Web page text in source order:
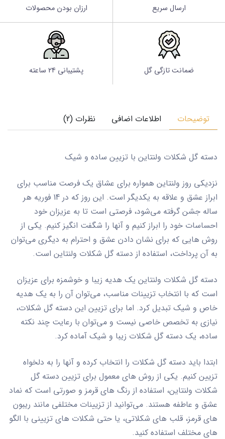
ارسال سریع ارزان بودن محصولات
ضمانت تازگی گل پشتیبانی 24 ساعته
توضیحات اطلاعات اضافی نظرات (2)
دسته گل شکلات ولنتاین با تزیین ساده و شیک
نزدیکی روز ولنتاین همواره برای عشاق یک فرصت مناسب برای
ابراز عشق و علاقه به یکدیگر است. این روز که در 14 فوریه هر
ساله جشن گرفته می‌شود، فرصتی است تا به عزیزان خود
احساسات خود را ابراز کنیم و آنها را شگفت انگیز کنیم. یکی از
روش هایی که برای نشان دادن عشق و احترام به دیگری می‌توان
به آن پرداخت، استفاده از دسته گل شکلات ولنتاین است.
دسته گل شکلات ولنتاین یک هدیه زیبا و خوشمزه برای عزیزان
است که با انتخاب تزیینات مناسب، می‌توان آن را به یک هدیه
خاص و شیک تبدیل کرد. اما برای تزیین این دسته گل شکلات،
نیازی به تخصص خاصی نیست و می‌توان با رعایت چند نکته
ساده، یک دسته گل شکلات زیبا و شیک آماده کرد.
ابتدا باید دسته گل شکلات را انتخاب کرده و آنها را به دلخواه
تزیین کنیم. یکی از روش های معمول برای تزیین دسته گل
شکلات ولنتاین، استفاده از رنگ های قرمز و صورتی است که نماد
عشق و عاطفه هستند. می‌توانید از تزیینات مختلفی مانند ریبون
های قرمز، قلب های شکلاتی، یا حتی شکلات های تزیینی با الگو
های مختلف استفاده کنید.